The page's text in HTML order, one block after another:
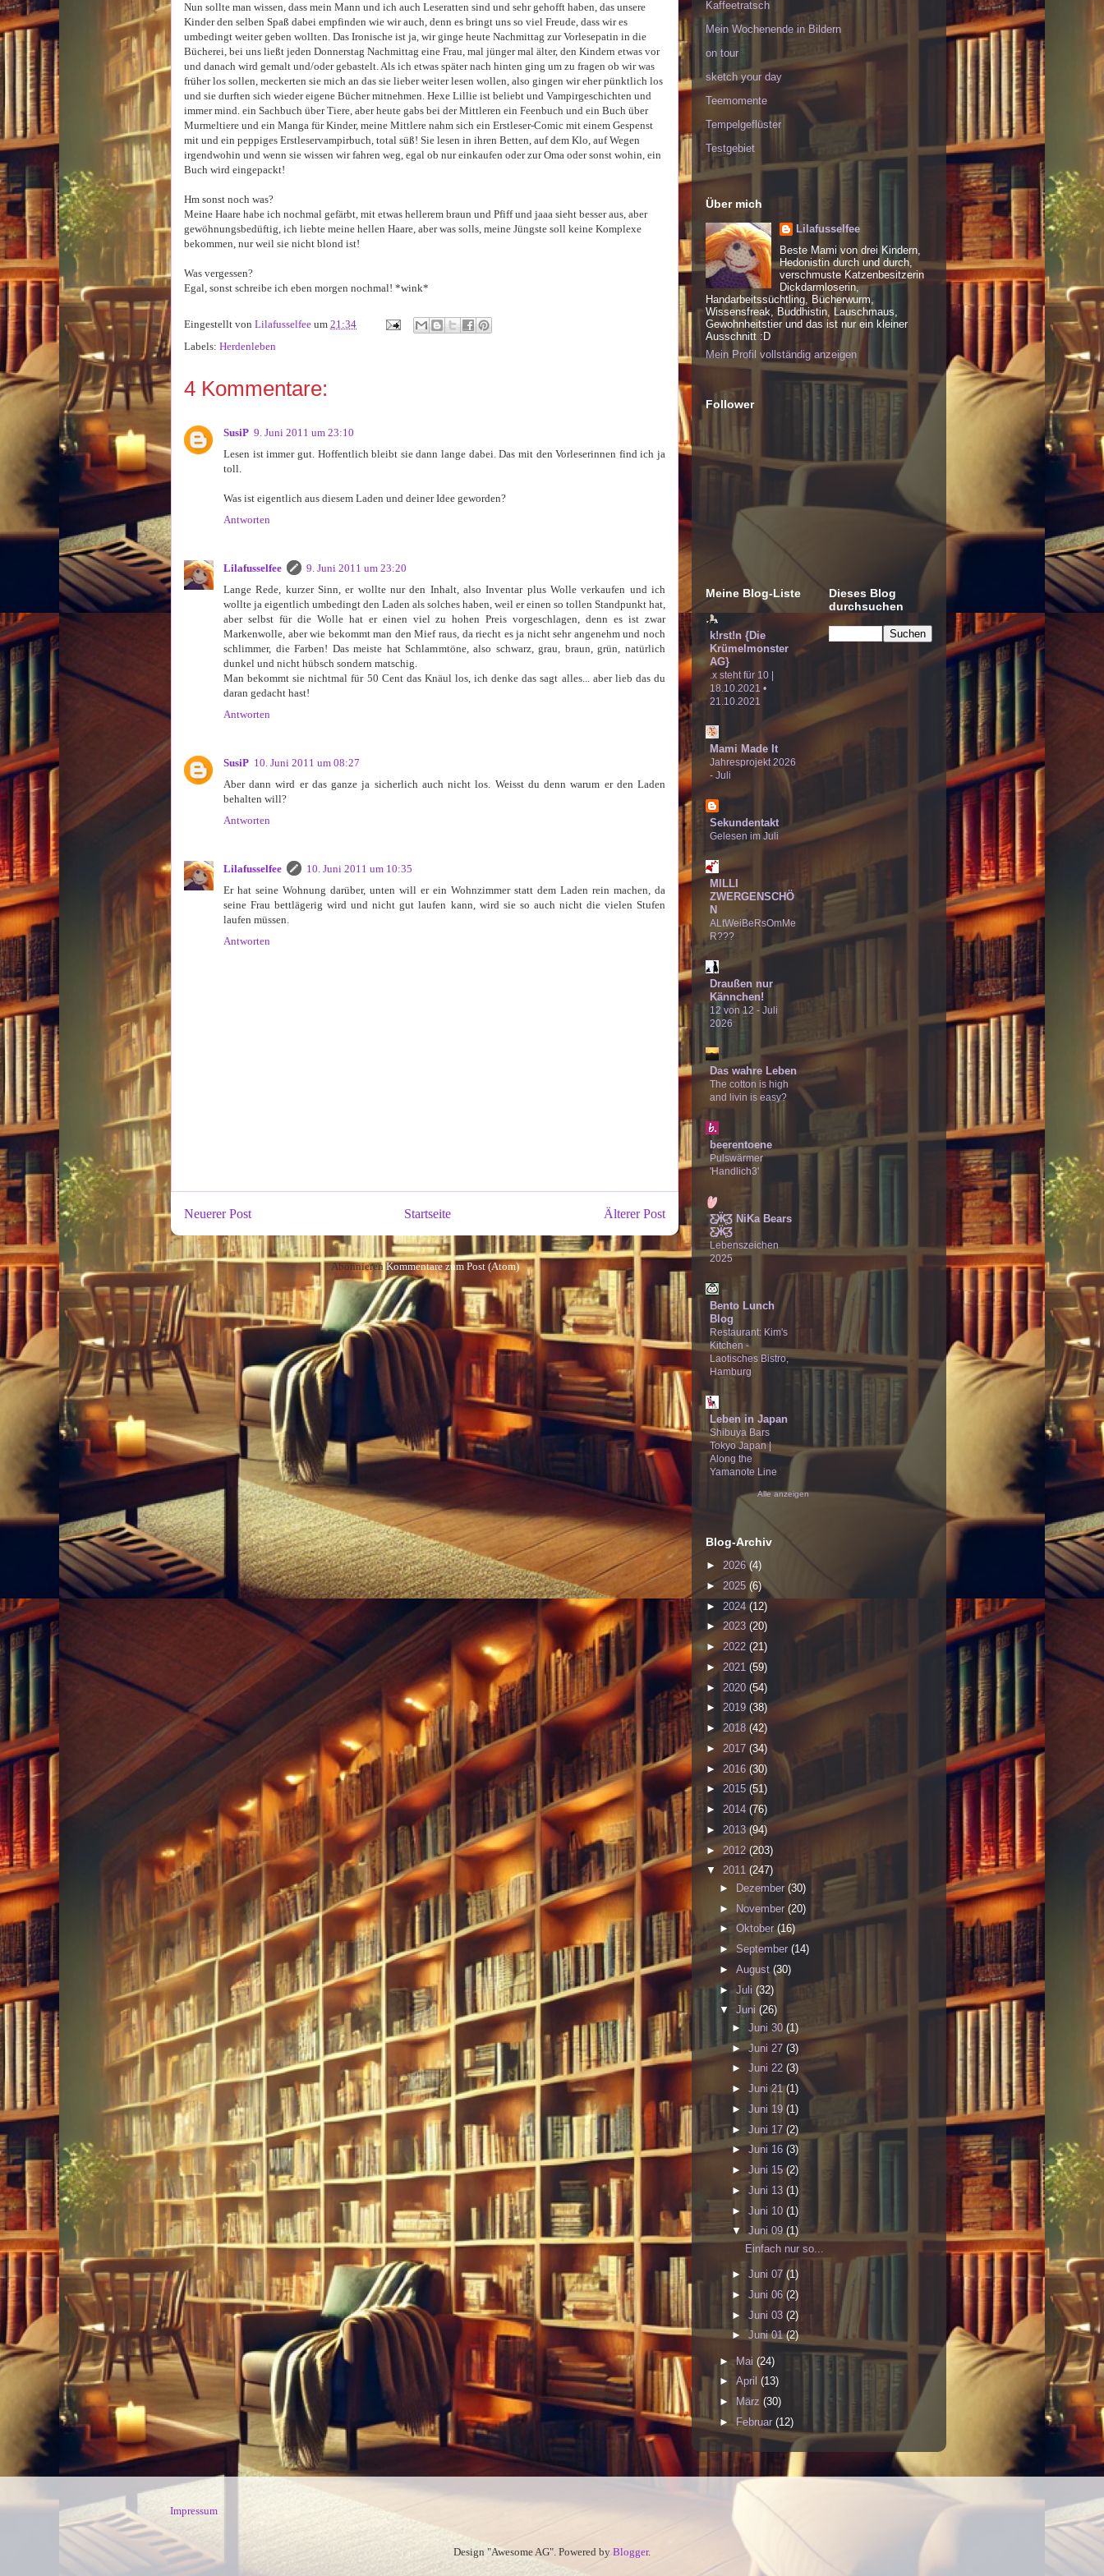
Nun sollte man wissen, dass mein Mann und ich auch Leseratten sind und sehr gehofft haben, das unsere
Kinder den selben Spaß dabei empfinden wie wir auch, denn es bringt uns so viel Freude, dass wir es
umbedingt weiter geben wollten. Das Ironische ist ja, wir ginge heute Nachmittag zur Vorlesepatin in die
Bücherei, bei uns ließt jeden Donnerstag Nachmittag eine Frau, mal jünger mal älter, den Kindern etwas vor
und danach wird gemalt und/oder gebastelt. Als ich etwas später nach hinten ging um zu fragen ob wir was
früher los sollen, meckerten sie mich an das sie lieber weiter lesen wollen, also gingen wir eher pünktlich los
und sie durften sich wieder eigene Bücher mitnehmen. Hexe Lillie ist beliebt und Vampirgeschichten und
immer mind. ein Sachbuch über Tiere, aber heute gabs bei der Mittleren ein Feenbuch und ein Buch über
Murmeltiere und ein Manga für Kinder, meine Mittlere nahm sich ein Erstleser-Comic mit einem Gespenst
mit und ein peppiges Erstleservampirbuch, total süß! Sie lesen in ihren Betten, auf dem Klo, auf Wegen
irgendwohin und wenn sie wissen wir fahren weg, egal ob nur einkaufen oder zur Oma oder sonst wohin, ein
Buch wird eingepackt!
Hm sonst noch was?
Meine Haare habe ich nochmal gefärbt, mit etwas hellerem braun und Pfiff und jaaa sieht besser aus, aber
gewöhnungsbedüftig, ich liebte meine hellen Haare, aber was solls, meine Jüngste soll keine Komplexe
bekommen, nur weil sie nicht blond ist!
Was vergessen?
Egal, sonst schreibe ich eben morgen nochmal! *wink*
Eingestellt von Lilafusselfee um 21:34
Labels: Herdenleben
4 Kommentare:
SusiP 9. Juni 2011 um 23:10
Lesen ist immer gut. Hoffentlich bleibt sie dann lange dabei. Das mit den Vorleserinnen find ich ja
toll.
Was ist eigentlich aus diesem Laden und deiner Idee geworden?
Antworten
Lilafusselfee
9. Juni 2011 um 23:20
Lange Rede, kurzer Sinn, er wollte nur den Inhalt, also Inventar plus Wolle verkaufen und ich
wollte ja eigentlich umbedingt den Laden als solches haben, weil er einen so tollen Standpunkt hat,
aber selbst für die Wolle hat er einen viel zu hohen Preis vorgeschlagen, denn es ist zwar
Markenwolle, aber wie bekommt man den Mief raus, da riecht es ja nicht sehr angenehm und noch
schlimmer, die Farben! Das meiste hat Schlammtöne, also schwarz, grau, braun, grün, natürlich
dunkel und nicht hübsch sondern matschig.
Man bekommt sie nichtmal für 50 Cent das Knäul los, ich denke das sagt alles... aber lieb das du
daran gedacht hast!
Antworten
SusiP 10. Juni 2011 um 08:27
Aber dann wird er das ganze ja sicherlich auch nicht los. Weisst du denn warum er den Laden
behalten will?
Antworten
Lilafusselfee
10. Juni 2011 um 10:35
Er hat seine Wohnung darüber, unten will er ein Wohnzimmer statt dem Laden rein machen, da
seine Frau bettlägerig wird und nicht gut laufen kann, wird sie so auch nicht die vielen Stufen
laufen müssen.
Antworten
Neuerer Post Älterer Post
Startseite
AbonnierenKommentare zum Post (Atom)
Kaffeetratsch
Mein Wochenende in Bildern
on tour
sketch your day
Teemomente
Tempelgeflüster
Testgebiet
Über mich
Lilafusselfee
Beste Mami von drei Kindern,
Hedonistin durch und durch,
verschmuste Katzenbesitzerin
Dickdarmloserin,
Handarbeitssüchtling, Bücherwurm,
Wissensfreak, Buddhistin, Lauschmaus,
Gewohnheitstier und das ist nur ein kleiner
Ausschnitt :D
Mein Profil vollständig anzeigen
Follower
Meine Blog-Liste
k!rst!n {Die
Krümelmonster
AG}
.x steht für 10 |
18.10.2021 •
21.10.2021
Mami Made It
Jahresprojekt 2026
- Juli
Sekundentakt
Gelesen im Juli
MILLI
ZWERGENSCHÖ
N
ALtWeiBeRsOmMe
R???
Draußen nur
Kännchen!
12 von 12 - Juli
2026
Das wahre Leben
The cotton is high
and livin is easy?
beerentoene
Pulswärmer
'Handlich3'
Ƹ̵̡Ӝ̵̨̄Ʒ NiKa Bears
Ƹ̵̡Ӝ̵̨̄Ʒ
Lebenszeichen
2025
Bento Lunch
Blog
Restaurant: Kim's
Kitchen -
Laotisches Bistro,
Hamburg
Leben in Japan
Shibuya Bars
Tokyo Japan |
Along the
Yamanote Line
Alle anzeigen
Dieses Blog
durchsuchen
Blog-Archiv
► 2026(4)
► 2025 (6)
► 2024 (12)
►2023 (20)
►2022 (21)
► 2021 (59)
► 2020 (54)
► 2019 (38)
► 2018 (42)
► 2017 (34)
► 2016 (30)
► 2015 (51)
► 2014 (76)
► 2013(94)
► 2012 (203)
▼ 2011 (247)
►
Dezember (30)
► November (20)
► Oktober(16)
► September (14)
► August (30)
► Juli (32)
▼ Juni (26)
►Juni 30(1)
►Juni 27(3)
►Juni 22(3)
►Juni 21(1)
►Juni 19(1)
►Juni 17(2)
►Juni 16(3)
►Juni 15(2)
►Juni 13(1)
►Juni 10(1)
▼Juni 09(1)
Einfach nur so...
►Juni 07(1)
►Juni 06(2)
►Juni 03(2)
►Juni 01(2)
►Mai (24)
► April (13)
►
März (30)
►
Februar (12)
Impressum
Design "Awesome AG". Powered by Blogger.